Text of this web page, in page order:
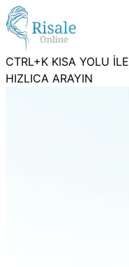
CTRL+K KISA YOLU İLE
HIZLICA ARAYIN